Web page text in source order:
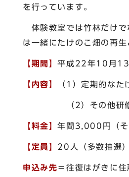
を行っています。
体験教室では竹林だけで
は一緒にたけのこ畑の再
【期間】平成22年10月13
【内容】 （1）定期的なた
（2）その他研修（不
【料金】年間3,000円（そ
【定員】 20人（多数抽選）
申込み先＝往復はがきに